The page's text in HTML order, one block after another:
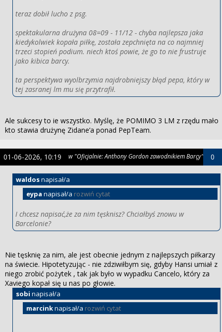
teraz dobił lucho z psg.
spektakularna drużyna 08=09 - 11/12 - chyba najlepsza jaka
kiedykolwiek kopała piłkę, została zepchnięta na co najmniej
trzeci stopień podium. niech ktoś powie, że go to nie frustruje
jako kibica barcy.
ta perspektywa wyolbrzymia najdrobniejszy błąd pepa, który w
tej zasranej lm mu się przytrafił.
Ale sukcesy to ie wszystko. Myślę, że POMIMO 3 LM z rzędu mało
kto stawia drużynę Zidane’a ponad PepTeam.
waldosnapisał/a
eypa napisał/a rozwiń cytat
I chcesz napisać,że za nim tęsknisz? Chciałbyś znowu w
Barcelonie?
Nie tęsknię za nim, ale jest obecnie jednym z najlepszych piłkarzy
na świecie. Hipotetyzując - nie zdziwiłbym się, gdyby Hansi umiał z
niego zrobić pożytek , tak jak było w wypadku Cancelo, który za
Xaviego kopał się u nas po głowie.
sobi napisał/a
marcinknapisał/a rozwiń cytat
01-06-2026, 10:19 w "Oficjalnie: Anthony Gordon zawodnikiem Barçy" 0